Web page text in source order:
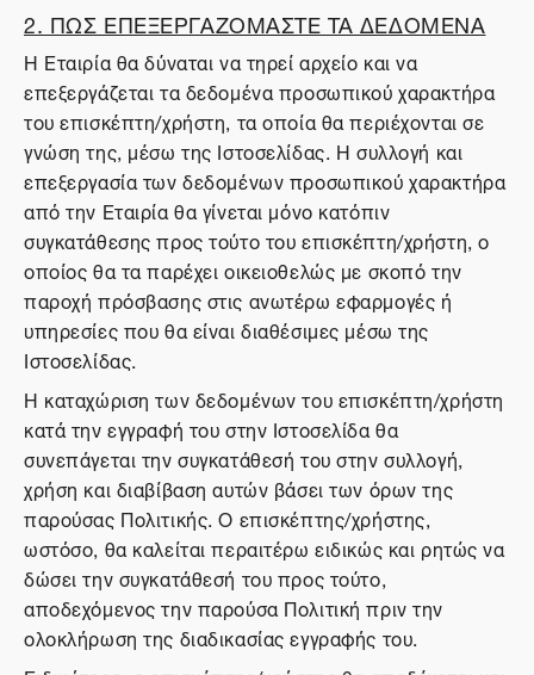
2. ΠΩΣ ΕΠΕΞΕΡΓΑΖΟΜΑΣΤΕ ΤΑ ΔΕΔΟΜΕΝΑ
Η Εταιρία θα δύναται να τηρεί αρχείο και να
επεξεργάζεται τα δεδομένα προσωπικού χαρακτήρα
του επισκέπτη/χρήστη, τα οποία θα περιέχονται σε
γνώση της, μέσω της Ιστοσελίδας. Η συλλογή και
επεξεργασία των δεδομένων προσωπικού χαρακτήρα
από την Εταιρία θα γίνεται μόνο κατόπιν
συγκατάθεσης προς τούτο του επισκέπτη/χρήστη, ο
οποίος θα τα παρέχει οικειοθελώς με σκοπό την
παροχή πρόσβασης στις ανωτέρω εφαρμογές ή
υπηρεσίες που θα είναι διαθέσιμες μέσω της
Ιστοσελίδας.
Η καταχώριση των δεδομένων του επισκέπτη/χρήστη
κατά την εγγραφή του στην Ιστοσελίδα θα
συνεπάγεται την συγκατάθεσή του στην συλλογή,
χρήση και διαβίβαση αυτών βάσει των όρων της
παρούσας Πολιτικής. Ο επισκέπτης/χρήστης,
ωστόσο, θα καλείται περαιτέρω ειδικώς και ρητώς να
δώσει την συγκατάθεσή του προς τούτο,
αποδεχόμενος την παρούσα Πολιτική πριν την
ολοκλήρωση της διαδικασίας εγγραφής του.